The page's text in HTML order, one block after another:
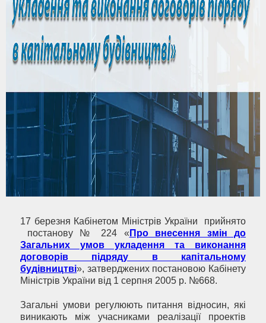
17 березня Кабінетом Міністрів України прийнято
постанову № 224 « Про внесення змін до
Загальних умов укладення та виконання
договорів підряду в капітальному
будівництві», затверджених постановою Кабінету
Міністрів України від 1 серпня 2005 р. №668.
Загальні умови регулюють питання відносин, які
виникають між учасниками реалізації проектів